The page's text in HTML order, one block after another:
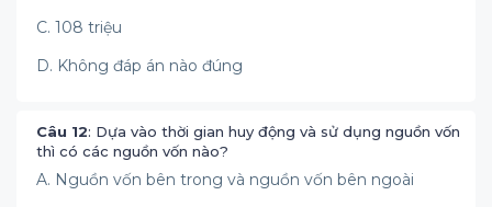
C. 108 triệu
D. Không đáp án nào đúng
Câu 12: Dựa vào thời gian huy động và sử dụng nguồn vốn
thì có các nguồn vốn nào?
A. Nguồn vốn bên trong và nguồn vốn bên ngoài